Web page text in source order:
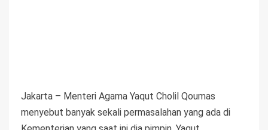
Jakarta – Menteri Agama Yaqut Cholil Qoumas
menyebut banyak sekali permasalahan yang ada di